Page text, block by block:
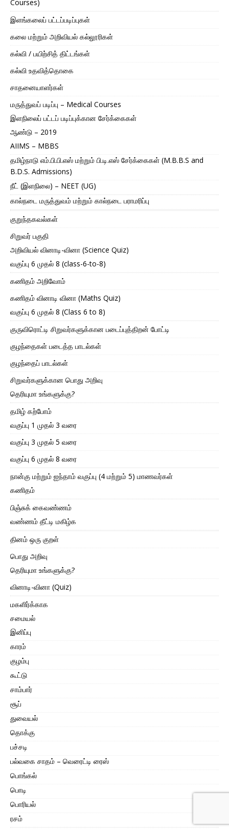
Courses)
இளங்கலைப் பட்டப்படிப்புகள்
கலை மற்றும் அறிவியல் கல்லூரிகள்
கல்வி / பயிற்சித் திட்டங்கள்
கல்வி உதவித்தொகை
சாதனையாளர்கள்
மருத்துவப் படிப்பு – Medical Courses
இளநிலைப் பட்டப் படிப்புக்கான சேர்க்கைகள்
ஆண்டு – 2019
AIIMS – MBBS
தமிழ்நாடு எம்.பி.பி.எஸ் மற்றும் பி.டி.எஸ் சேர்க்கைகள் (M.B.B.S and
B.D.S. Admissions)
நீட் (இளநிலை) – NEET (UG)
கால்நடை மருத்துவம் மற்றும் கால்நடை பராமரிப்பு
குறுந்தகவல்கள்
சிறுவர் பகுதி
அறிவியல் வினாடி-வினா (Science Quiz)
வகுப்பு 6 முதல் 8 (class-6-to-8)
கணிதம் அறிவோம்
கணிதம் வினாடி வினா (Maths Quiz)
வகுப்பு 6 முதல் 8 (Class 6 to 8)
குருவிரொட்டி சிறுவர்களுக்கான படைப்புத்திறன் போட்டி
குழந்தைகள் படைத்த பாடல்கள்
குழந்தைப் பாடல்கள்
சிறுவர்களுக்கான பொது அறிவு
தெரியுமா உங்களுக்கு?
தமிழ் கற்போம்
வகுப்பு 1 முதல் 3 வரை
வகுப்பு 3 முதல் 5 வரை
வகுப்பு 6 முதல் 8 வரை
நான்கு மற்றும் ஐந்தாம் வகுப்பு (4 மற்றும் 5) மாணவர்கள்
கணிதம்
பிஞ்சுக் கைவண்ணம்
வண்ணம் தீட்டி மகிழ்க
தினம் ஒரு குறள்
பொது அறிவு
தெரியுமா உங்களுக்கு?
வினாடி-வினா (Quiz)
மகளிர்க்காக
சமையல்
இனிப்பு
காரம்
குழம்பு
கூட்டு
சாம்பார்
சூப்
துவையல்
தொக்கு
பச்சடி
பல்வகை சாதம் – வெரைட்டி ரைஸ்
பொங்கல்
பொடி
பொரியல்
ரசம்